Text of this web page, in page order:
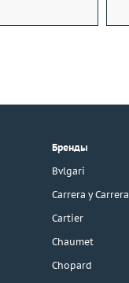
Бренды
Bvlgari
Carrera y Carrera
Cartier
Chaumet
Chopard